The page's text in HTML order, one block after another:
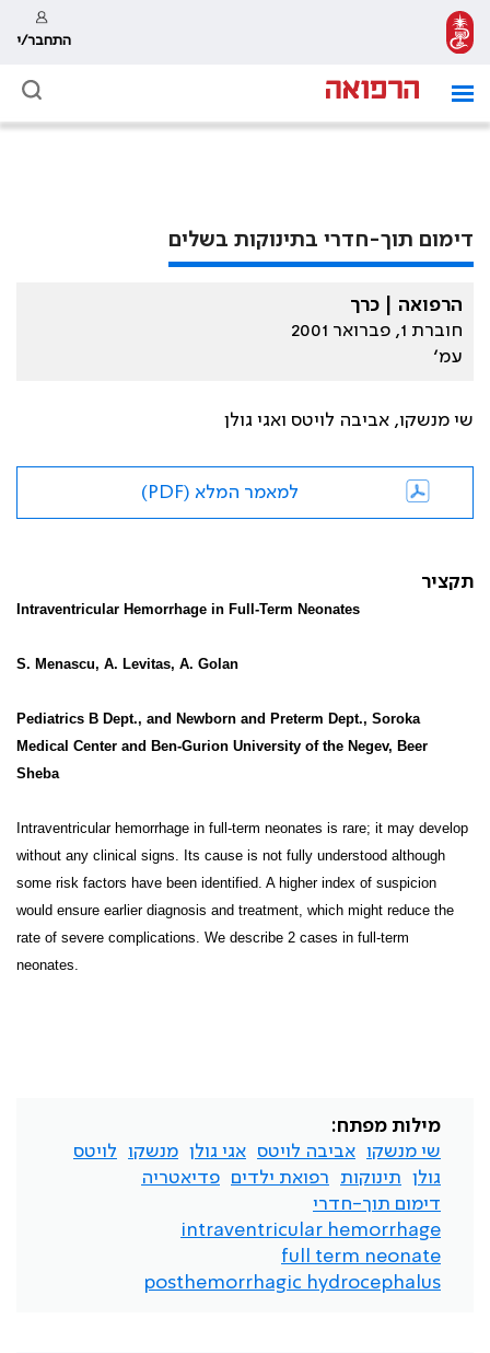
התחבר/י
דימום תוך-חדרי בתינוקות בשלים
הרפואה | כרך
חוברת 1, פברואר 2001
עמ׳
שי מנשקו, אביבה לויטס ואגי גולן
למאמר המלא (PDF)
תקציר
Intraventricular Hemorrhage in Full-Term Neonates
S. Menascu, A. Levitas, A. Golan
Pediatrics B Dept., and Newborn and Preterm Dept., Soroka
Medical Center and Ben-Gurion University of the Negev, Beer
Sheba
Intraventricular hemorrhage in full-term neonates is rare; it may develop
without any clinical signs. Its cause is not fully understood although
some risk factors have been identified. A higher index of suspicion
would ensure earlier diagnosis and treatment, which might reduce the
rate of severe complications. We describe 2 cases in full-term
neonates.
מילות מפתח:
שי מנשקו אביבה לויטס אגי גולן מנשקו
לויטס
גולן
תינוקות רפואת ילדים
פדיאטריה
דימום תוך-חדרי
intraventricular hemorrhage
full term neonate
posthemorrhagic hydrocephalus